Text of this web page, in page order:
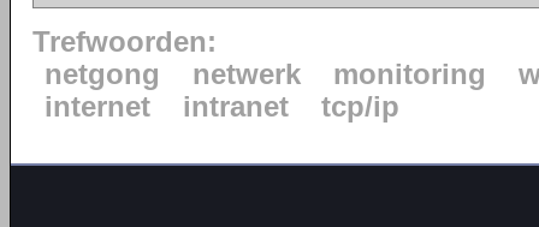
Trefwoorden:
netgong
netwerk monitoring
internet
intranet tcp/ip